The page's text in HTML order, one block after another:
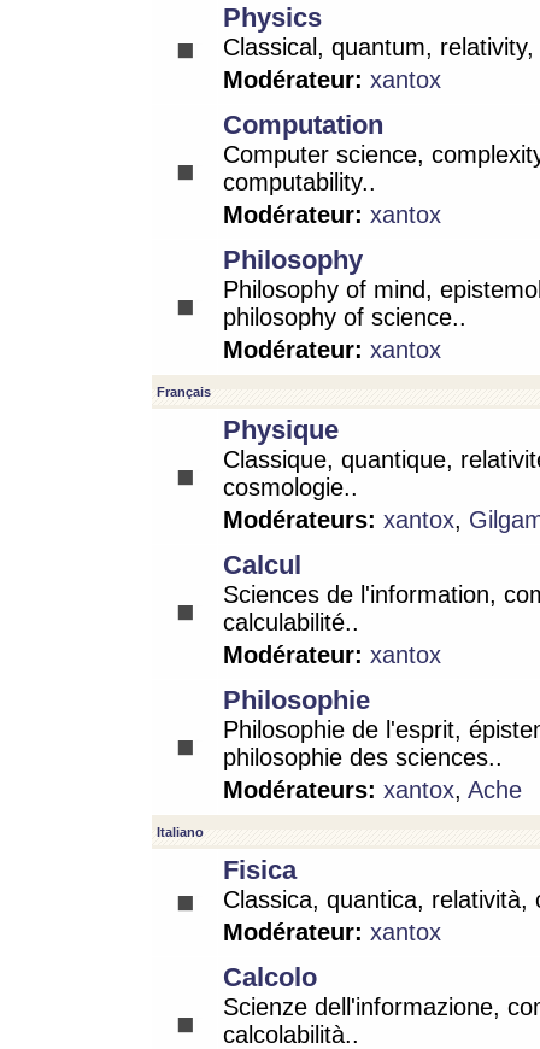
Physics
Classical, quantum,
Modérateur: xantox
Computation
Computer science,
computability..
Modérateur: xantox
Philosophy
Philosophy of mind,
philosophy of science..
Modérateur: xantox
Français
Physique
Classique, quantique,
cosmologie..
Modérateurs: xantox,
Calcul
Sciences de l'information,
calculabilité..
Modérateur: xantox
Philosophie
Philosophie de l'esprit,
philosophie des sciences..
Modérateurs: xantox, Ache
Italiano
Fisica
Classica, quantica, relatività,
Modérateur: xantox
Calcolo
Scienze dell'informazione,
calcolabilità..